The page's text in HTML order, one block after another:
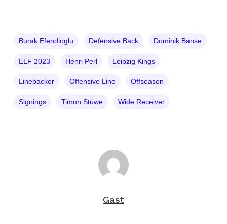
Burak Efendioglu Defensive Back Dominik Banse
ELF 2023 Henri Perl Leipzig Kings
Linebacker Offensive Line Offseason
Signings Timon Stüwe Wide Receiver
Gast